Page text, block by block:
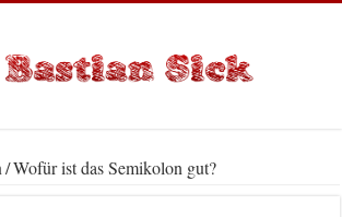
/Wofür ist das Semikolon gut?